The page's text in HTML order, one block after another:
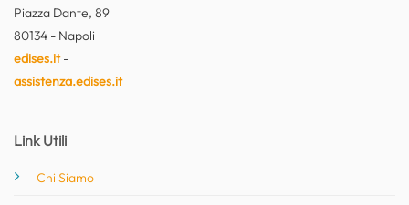
Piazza Dante, 89
80134 - Napoli
edises.it-
assistenza.edises.it
Link Utili
Chi Siamo